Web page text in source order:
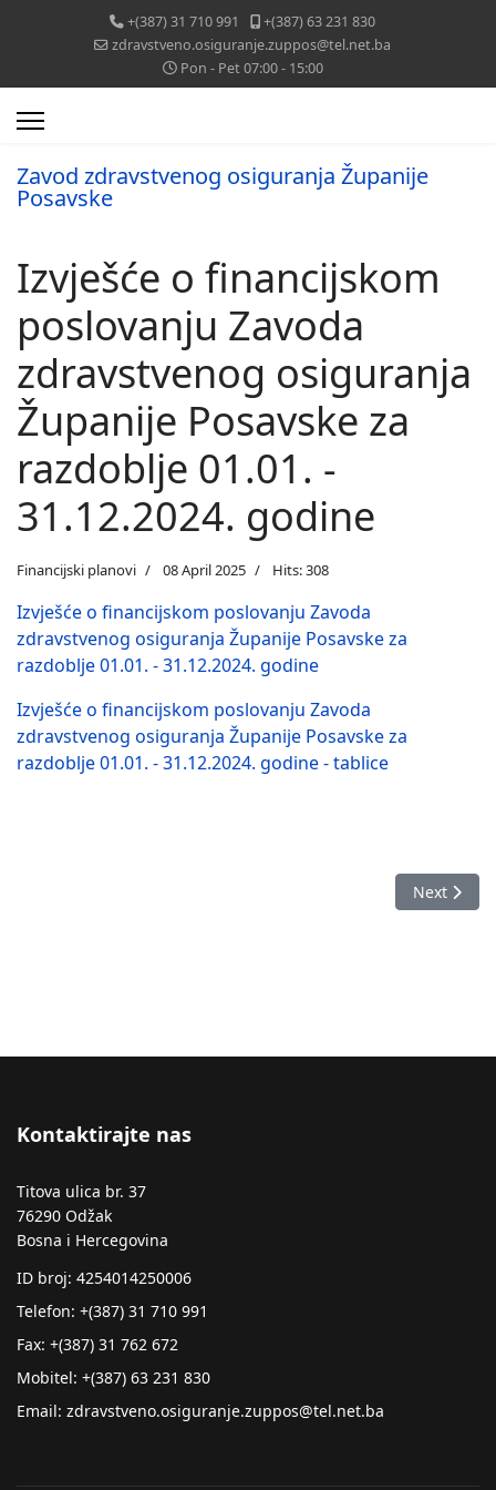
+(387) 31 710 991
+(387) 63 231 830
zdravstveno.osiguranje.zuppos@tel.net.ba
Pon - Pet 07:00 - 15:00
Zavod zdravstvenog osiguranja Županije
Posavske
Izvješće o financijskom
poslovanju Zavoda
zdravstvenog osiguranja
Županije Posavske za
razdoblje 01.01. -
31.12.2024. godine
Financijski planovi 08 April 2025 Hits: 308
Izvješće o financijskom poslovanju Zavoda
zdravstvenog osiguranja Županije Posavske za
razdoblje 01.01. - 31.12.2024. godine
Izvješće o financijskom poslovanju Zavoda
zdravstvenog osiguranja Županije Posavske za
razdoblje 01.01. - 31.12.2024. godine - tablice
Next
Next
Kontaktirajte nas
Titova ulica br. 37
76290 Odžak
Bosna i Hercegovina
ID broj: 4254014250006
Telefon: +(387) 31 710 991
Fax: +(387) 31 762 672
Mobitel: +(387) 63 231 830
Email: zdravstveno.osiguranje.zuppos@tel.net.ba